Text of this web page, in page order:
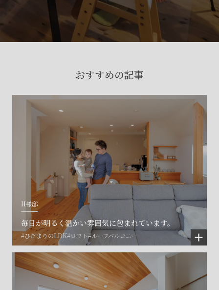
おすすめの記事
H様邸
毎日が明るく温かい雰囲気に包まれています。
#ひだまりのLDK#ロフト#ルーフバルコニー
会社に関することや物件についての
お問い合わせはこちらから
土地の活用・賃貸経営に関する
ご相談はこちら
©SET inc.